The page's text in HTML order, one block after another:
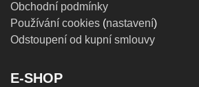
Obchodní podmínky
Používání cookies (nastavení)
Odstoupení od kupní smlouvy
E-SHOP